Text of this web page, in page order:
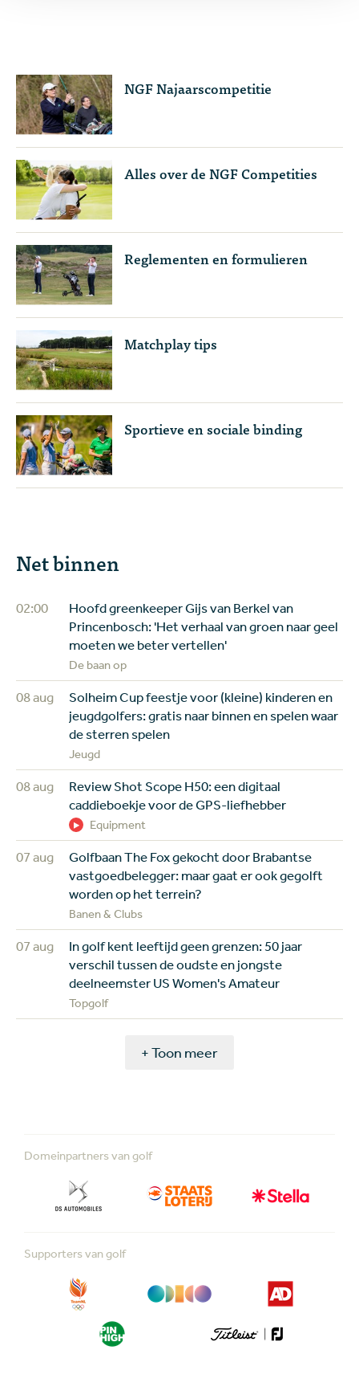
NGF Najaarscompetitie
Alles over de NGF Competities
Reglementen en formulieren
Matchplay tips
Sportieve en sociale binding
Net binnen
02:00
Hoofd greenkeeper Gijs van Berkel van
Princenbosch: 'Het verhaal van groen naar geel
moeten we beter vertellen'
De baan op
08 aug
Solheim Cup feestje voor (kleine) kinderen en
jeugdgolfers: gratis naar binnen en spelen waar
de sterren spelen
Jeugd
08 aug
Review Shot Scope H50: een digitaal
caddieboekje voor de GPS-liefhebber
Equipment
07 aug
Golfbaan The Fox gekocht door Brabantse
vastgoedbelegger: maar gaat er ook gegolft
worden op het terrein?
Banen & Clubs
07 aug
In golf kent leeftijd geen grenzen: 50 jaar
verschil tussen de oudste en jongste
deelneemster US Women's Amateur
Topgolf
+ Toon meer
Domeinpartners van golf
Supporters van golf